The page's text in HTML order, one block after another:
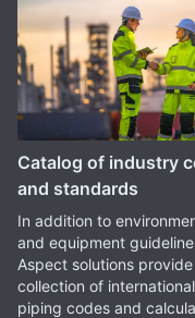
Catalog of industry
and standards
In addition to
and equipment
Aspect solutions provide
collection of international
piping codes and